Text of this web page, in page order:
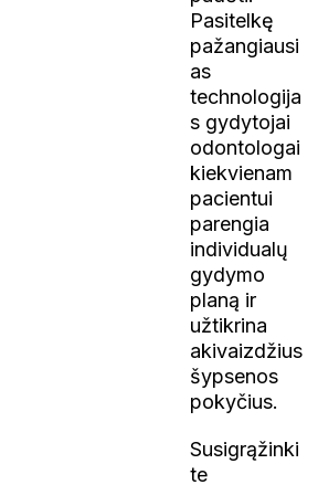
Pasitelkę
pažangiausi
as
technologija
s gydytojai
odontologai
kiekvienam
pacientui
parengia
individualų
gydymo
planą ir
užtikrina
akivaizdžius
šypsenos
pokyčius.
Susigrąžinki
te